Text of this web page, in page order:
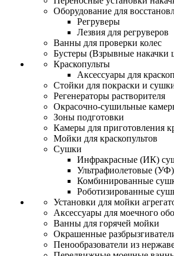
Оборудование для
Регруверы
Лезвия для регруверов
Ванны для проверки колес
Бустеры (Взрывные накачки
Краскопульты
Аксессуары для
Стойки для покраски и
Регенераторы растворителя
Окрасочно-сушильные
Зоны подготовки
Камеры для приготовления
Мойки для краскопультов
Сушки
Инфракрасные (ИК)
Ультрафиолетовые
Комбинированные
Роботизированные
Установки для мойки
Аксессуары для моечного
Ванны для горячей мойки
Окрашенные
Пенообразователи из